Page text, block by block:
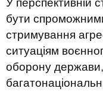
У перспективній
бути
стримування
ситуаціям
оборону